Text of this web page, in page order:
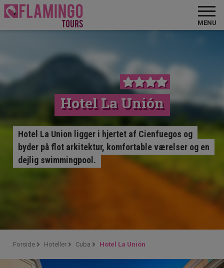
MENU
Hotel La Unión
Hotel La Union ligger i hjertet af Cienfuegos og
byder på flot arkitektur, komfortable værelser og en
dejlig swimmingpool.
Forside Hoteller Cuba Hotel La Unión